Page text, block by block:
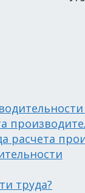
расчета
труда?